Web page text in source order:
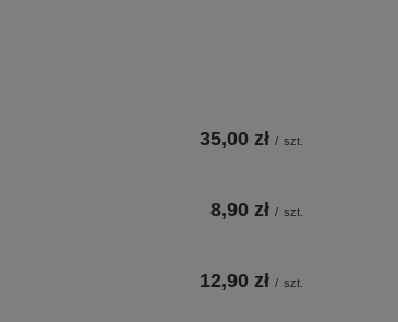
35,00 zł / szt.
8,90 zł / szt.
12,90 zł / szt.